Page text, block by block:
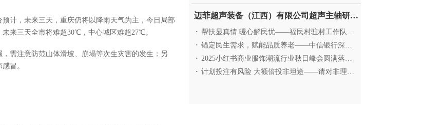
计，未来三天，重庆仍将以降雨天气为主，今日局部
来三天全市将难超30℃，中心城区难超27℃。
需注意防范山体滑坡、崩塌等次生灾害的发生；另
冒。
迈菲超声装备（江西）有限公司超声主轴研发和生产项
· 帮扶显真情 暖心解民忧——福民村驻村工作队与村委心系
· 锚定民生需求，赋能品质养老——中信银行深圳分行养老
· 2025小红书商业服饰潮流行业秋日峰会圆满落幕，携手
· 计划投注有风险 大额倍投非坦途——请对非理性购彩说“